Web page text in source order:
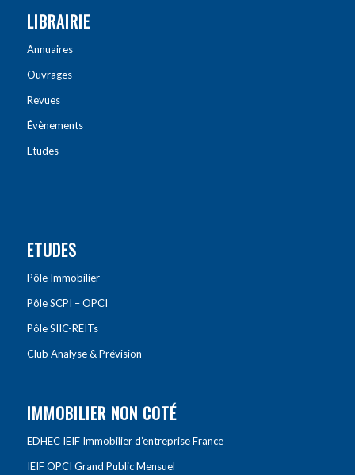
LIBRAIRIE
Annuaires
Ouvrages
Revues
Évènements
Etudes
ETUDES
Pôle Immobilier
Pôle SCPI – OPCI
Pôle SIIC-REITs
Club Analyse & Prévision
IMMOBILIER NON COTÉ
EDHEC IEIF Immobilier d’entreprise France
IEIF OPCI Grand Public Mensuel